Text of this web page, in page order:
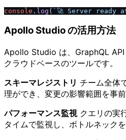
console . log ( `🚀 Server ready
Apollo Studio の活用方法
Apollo Studio は、GraphQL API
クラウドベースのツールです。
スキーマレジストリ チーム全体
理ができ、変更の影響範囲を事前
パフォーマンス監視クエリの実
タイムで監視し、ボトルネックを